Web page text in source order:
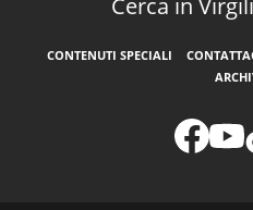
CONTENUTI SPECIALI